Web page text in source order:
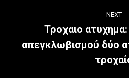
NEXT
Τροχαιο
απεγκλωβισμού δύο